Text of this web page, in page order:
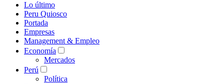
Lo último
Peru Quiosco
Portada
Empresas
Management & Empleo
Economía
Mercados
Perú
Política